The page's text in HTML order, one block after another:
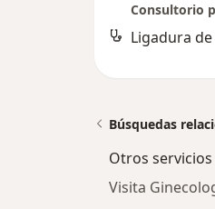
Consultorio
Ligadura
Búsquedas
Otros
Visita